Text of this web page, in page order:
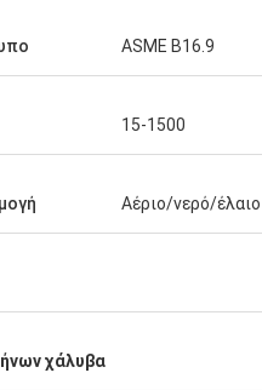
την άριστη
ASME B16.9
15-1500
Αέριο/νερό/έλαιο
χάλυβα